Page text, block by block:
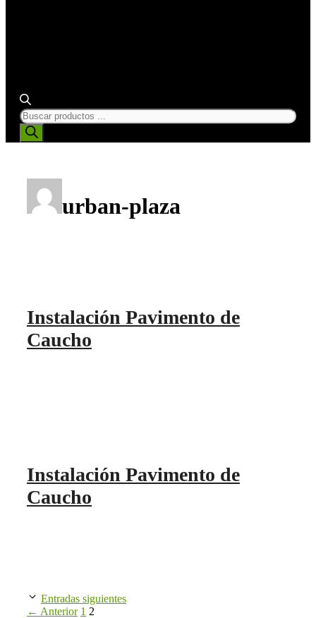
BÚSQUEDA
DE
PRODUCTOS
urban-plaza
Instalación Pavimento de
Caucho
Instalación Pavimento de
Caucho
Entradas siguientes
← Anterior Página
1 Página
2